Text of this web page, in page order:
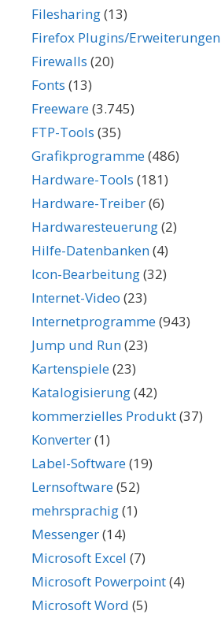
Filesharing(13)
Firefox Plugins/Erweiterungen
Firewalls (20)
Fonts (13)
Freeware(3.745)
FTP-Tools (35)
Grafikprogramme(486)
Hardware-Tools (181)
Hardware-Treiber(6)
Hardwaresteuerung(2)
Hilfe-Datenbanken(4)
Icon-Bearbeitung(32)
Internet-Video (23)
Internetprogramme(943)
Jump und Run(23)
Kartenspiele(23)
Katalogisierung(42)
kommerzielles Produkt(37)
Konverter(1)
Label-Software(19)
Lernsoftware(52)
mehrsprachig(1)
Messenger(14)
Microsoft Excel (7)
Microsoft Powerpoint(4)
Microsoft Word (5)